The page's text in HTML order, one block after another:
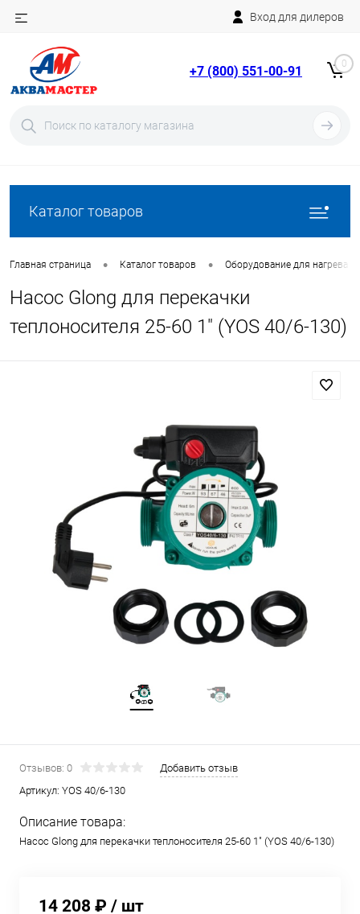
Вход для дилеров
+7 (800) 551-00-91 0
Каталог товаров
Главная страница • Каталог товаров • Оборудование для нагрева
Насос Glong для перекачки
теплоносителя 25-60 1" (YOS 40/6-130)
Отзывов: 0
Добавить отзыв
Артикул: YOS 40/6-130
Описание товара:
Насос Glong для перекачки теплоносителя 25-60 1" (YOS 40/6-130)
14 208 ₽ / шт